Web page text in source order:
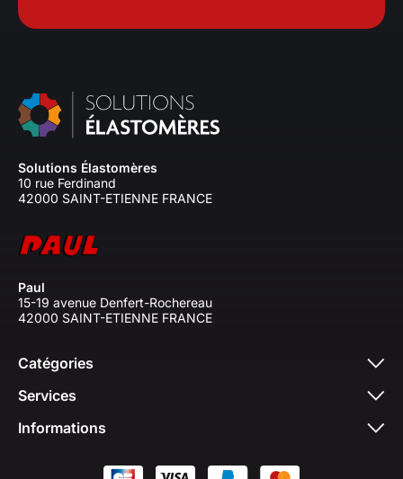
Solutions Élastomères
10 rue Ferdinand
42000 SAINT-ETIENNE FRANCE
Paul
15-19 avenue Denfert-Rochereau
42000 SAINT-ETIENNE FRANCE
Catégories
Services
Informations